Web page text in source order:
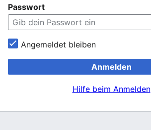
Passwort
Angemeldet bleiben
Anmelden
Hilfe beim Anmelden